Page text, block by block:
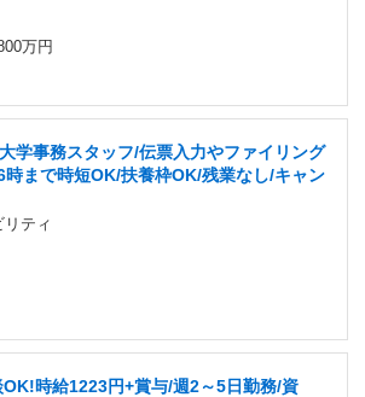
万円
学事務スタッフ/伝票入力やファイリング
時まで時短OK/扶養枠OK/残業なし/キャン
ティ
時給1223円+賞与/週2～5日勤務/資